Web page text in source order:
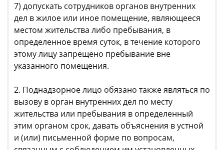
7) допускать сотрудников органов внутренних
дел в жилое или иное помещение, являющееся
местом жительства либо пребывания, в
определенное время суток, в течение которого
этому лицу запрещено пребывание вне
указанного помещения.
2. Поднадзорное лицо обязано также являться по
вызову в орган внутренних дел по месту
жительства или пребывания в определенный
этим органом срок, давать объяснения в устной
и (или) письменной форме по вопросам,